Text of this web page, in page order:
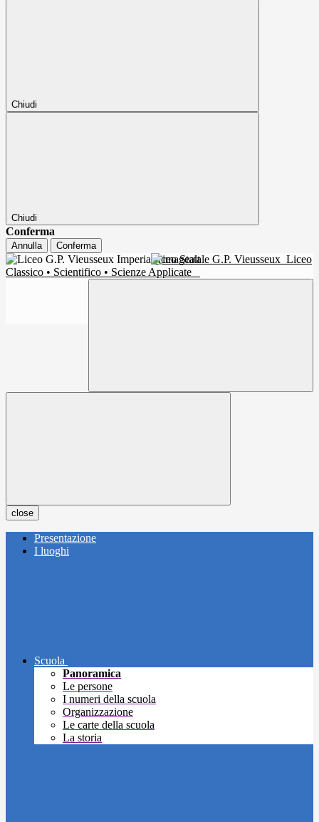
Chiudi
Chiudi
Conferma
Annulla Conferma
Liceo Statale G.P. Vieusseux Liceo
Classico • Scientifico • Scienze Applicate
close
Presentazione
I luoghi
Scuola
Panoramica
Le persone
I numeri della scuola
Organizzazione
Le carte della scuola
La storia